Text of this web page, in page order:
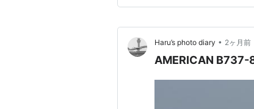
Haru’s photo diary • 2ヶ月前
AMERICAN B737-